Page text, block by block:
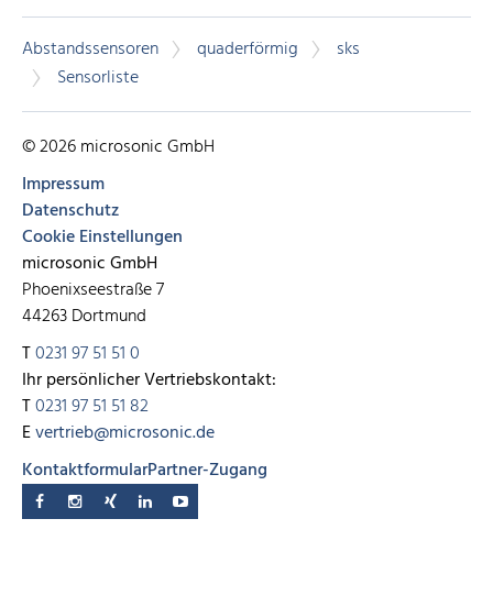
Abstandssensoren quaderförmig
sks
Sensorliste
© 2026 microsonic GmbH
Impressum
Datenschutz
Cookie Einstellungen
microsonic GmbH
Phoenixseestraße 7
44263 Dortmund
T0231 97 51 51 0
Ihr persönlicher Vertriebskontakt:
T0231 97 51 51 82
Evertrieb@microsonic.de
KontaktformularPartner-Zugang